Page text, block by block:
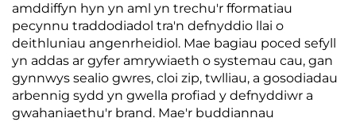
amddiffyn hyn yn aml yn trechu'r fformatiau
pecynnu traddodiadol tra'n defnyddio llai o
deithluniau angenrheidiol. Mae bagiau poced sefyll
yn addas ar gyfer amrywiaeth o systemau cau, gan
gynnwys sealio gwres, cloi zip, twlliau, a gosodiadau
arbennig sydd yn gwella profiad y defnyddiwr a
gwahaniaethu'r brand. Mae'r buddiannau